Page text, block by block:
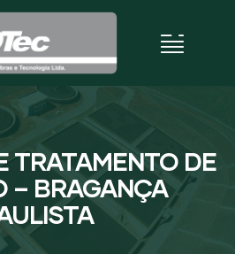
TRATAMENTO DE
– BRAGANÇA